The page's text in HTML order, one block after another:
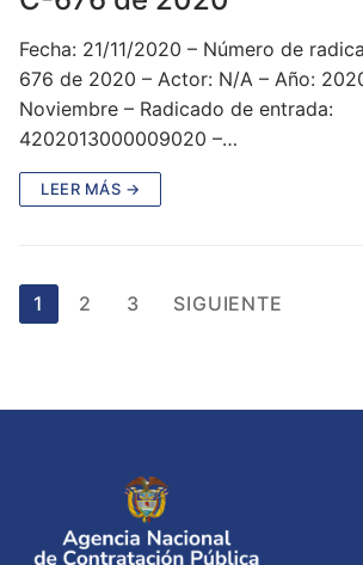
Fecha: 21/11/2020 – Número de
676 de 2020 – Actor: N/A – Año:
Noviembre – Radicado de entrada:
4202013000009020 –…
LEER MÁS →
Paginación
de
1 2 3 SIGUIENTE